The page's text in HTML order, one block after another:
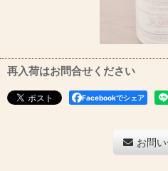
再入荷はお問合せください
Facebookでシェア
お問